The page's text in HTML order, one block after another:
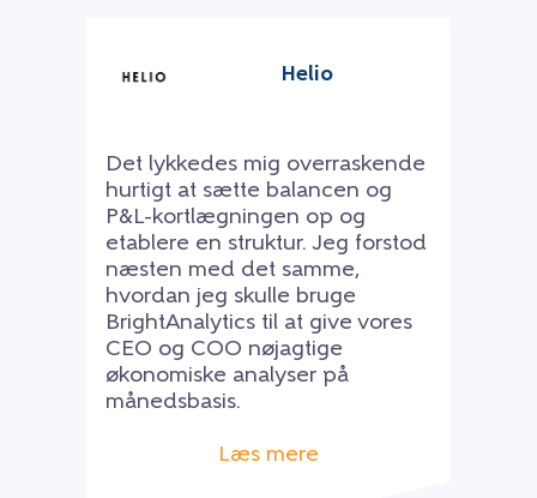
Helio
Det lykkedes mig overraskende
hurtigt at sætte balancen og
P&L-kortlægningen op og
etablere en struktur. Jeg forstod
næsten med det samme,
hvordan jeg skulle bruge
BrightAnalytics til at give vores
CEO og COO nøjagtige
økonomiske analyser på
månedsbasis.
Læs mere